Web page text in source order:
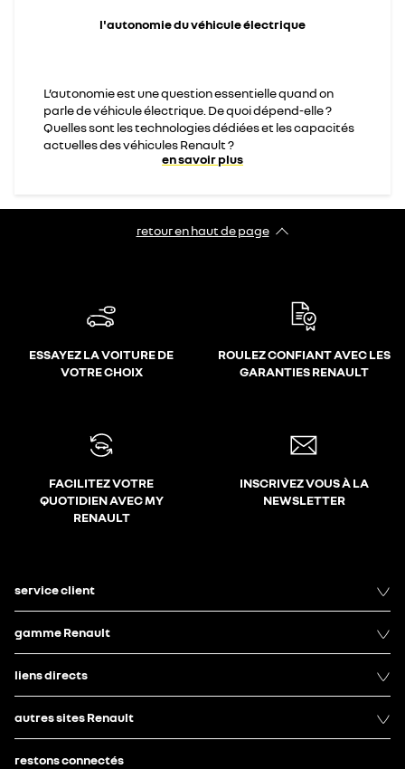
l'autonomie du véhicule électrique
L’autonomie est une question essentielle quand on
parle de véhicule électrique. De quoi dépend-elle ?
Quelles sont les technologies dédiées et les capacités
actuelles des véhicules Renault ?
en savoir plus
retour en haut de page​
ESSAYEZ LA VOITURE DE
VOTRE CHOIX
ROULEZ CONFIANT AVEC LES
GARANTIES RENAULT
FACILITEZ VOTRE
QUOTIDIEN AVEC MY
RENAULT
INSCRIVEZ VOUS À LA
NEWSLETTER
service client
gamme Renault
liens directs
autres sites Renault
restons connectés